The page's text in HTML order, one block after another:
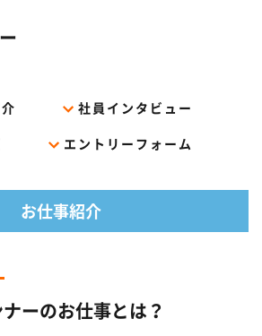
社員インタビュー
エントリーフォーム
お仕事紹介
ーのお仕事とは？